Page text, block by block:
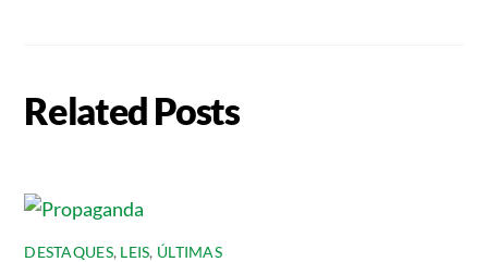
Related Posts
DESTAQUES, LEIS, ÚLTIMAS